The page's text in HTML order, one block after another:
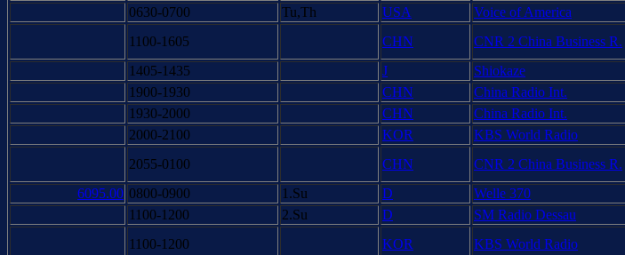
0630-0700
Tu,Th USA Voice of America
1100-1605
CHN CNR 2 China Business R.
1405-1435
J Shiokaze
1900-1930
CHN China Radio Int.
1930-2000
CHN China Radio Int.
2000-2100
KOR KBS World Radio
2055-0100
CHN CNR 2 China Business R.
6095.00 0800-0900 1.Su D Welle 370
1100-1200
2.Su D SM Radio Dessau
1100-1200
KOR KBS World Radio